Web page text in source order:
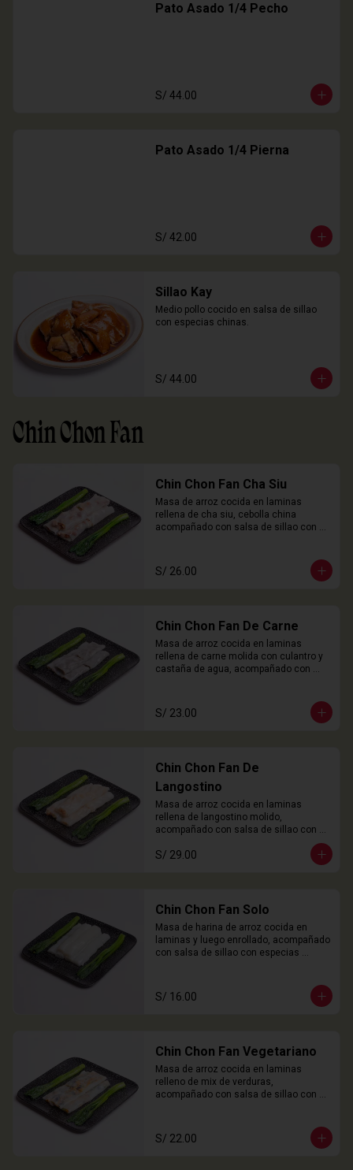
Pato Asado 1/4 Pecho
S/ 44.00
Pato Asado 1/4 Pierna
S/ 42.00
Sillao Kay
Medio pollo cocido en salsa de sillao
con especias chinas.
S/ 44.00
Chin Chon Fan
Chin Chon Fan Cha Siu
Masa de arroz cocida en laminas
rellena de cha siu, cebolla china
acompañado con salsa de sillao con
S/ 26.00
Chin Chon Fan De Carne
Masa de arroz cocida en laminas
rellena de carne molida con culantro y
castaña de agua, acompañado con
3 Unidades
S/ 23.00
Chin Chon Fan De
Langostino
Masa de arroz cocida en laminas
rellena de langostino molido,
acompañado con salsa de sillao con
3 Unidades
S/ 29.00
Chin Chon Fan Solo
Masa de harina de arroz cocida en
laminas y luego enrollado, acompañado
con salsa de sillao con especias
S/ 16.00
Chin Chon Fan Vegetariano
Masa de arroz cocida en laminas
relleno de mix de verduras,
acompañado con salsa de sillao con
S/ 22.00